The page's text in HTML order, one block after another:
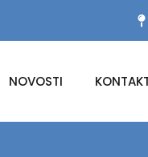
NOVOSTI